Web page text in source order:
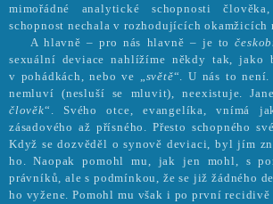
mimořádné analytické schopnosti
schopnost nechala v rozhodujících okamžicích
A hlavně – pro nás hlavně – je to
sexuální deviace nahlížíme někdy tak, jako
v pohádkách, nebo ve „světě“. U nás to není.
nemluví (nesluší se mluvit), neexistuje.
člověk“. Svého otce, evangelíka, vnímá
zásadového až přísného. Přesto schopného
Když se dozvěděl o synově deviaci, byl jím
ho. Naopak pomohl mu, jak jen mohl, s
právníků, ale s podmínkou, že se již žádného
ho vyžene. Pomohl mu však i po první recidivě